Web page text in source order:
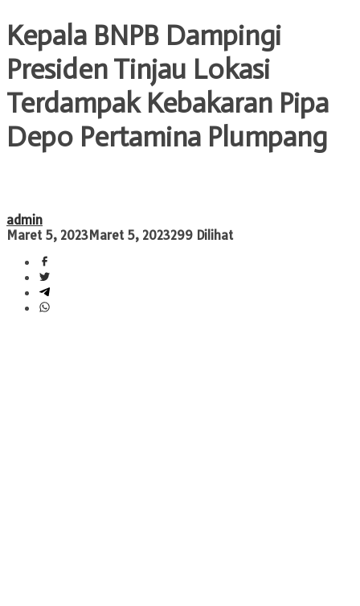
Kepala BNPB Dampingi
Presiden Tinjau Lokasi
Terdampak Kebakaran Pipa
Depo Pertamina Plumpang
admin
Maret 5, 2023Maret 5, 2023299 Dilihat